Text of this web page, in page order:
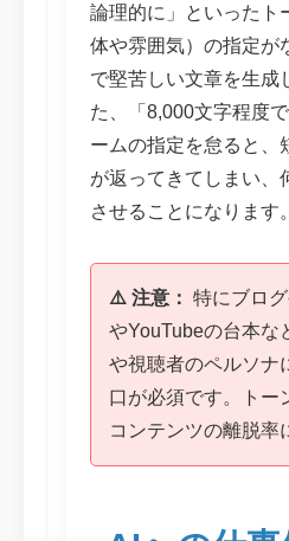
論理的に」といったト
体や雰囲気）の指定が
で堅苦しい文章を生成
た、「8,000文字程度
ームの指定を怠ると、
が返ってきてしまい、
させることになります。
⚠️ 注意： 特にブロ
やYouTubeの台本な
や視聴者のペルソナ
口が必須です。トー
コンテンツの離脱率